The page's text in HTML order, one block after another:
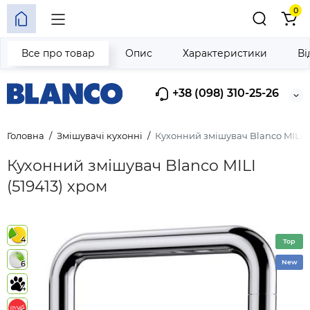
+38 (098) 310-25-26
0
Головна Змішувачі кухонні Кухонний змішувач Blanco MILI
Кухонний змішувач Blanco MILI
(519413) хром
Все про товар Опис Характеристики
4
6
4
Top
New